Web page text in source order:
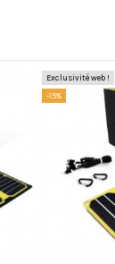
Exclusivité web !
-15%